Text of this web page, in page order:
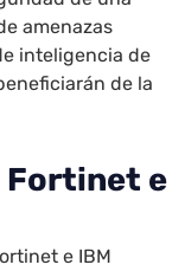
amenazas
inteligencia de
de la
Fortinet e
e IBM